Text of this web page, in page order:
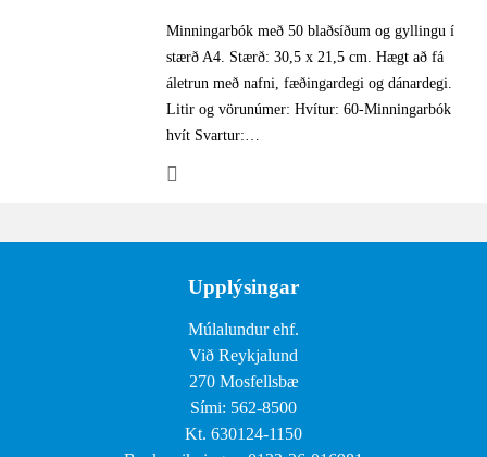
11.990 kr.
Minningarbók með 50 blaðsíðum og gyllingu í
stærð A4. Stærð: 30,5 x 21,5 cm. Hægt að fá
áletrun með nafni, fæðingardegi og dánardegi.
Litir og vörunúmer: Hvítur: 60-Minningarbók
hvít Svartur:…
Upplýsingar
Múlalundur ehf.
Við Reykjalund
270 Mosfellsbæ
Sími: 562-8500
Kt. 630124-1150